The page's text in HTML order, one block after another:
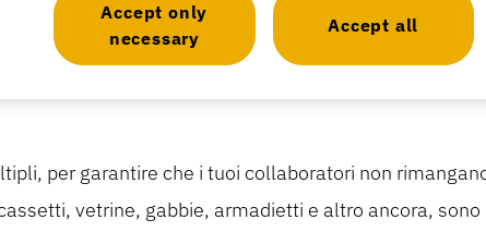
per garantire che i tuoi collaboratori non
vetrine, gabbie, armadietti e altro ancora, sono
Accept only
necessary
Accept all